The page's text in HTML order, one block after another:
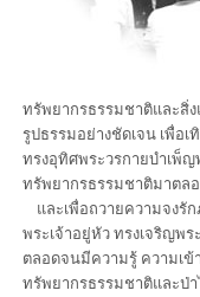
ทรัพยากรธรรมชาติและสิ่
รูปธรรมอย่างชัดเจน เพื่อเ
ทรงอุทิศพระวรกายบำเพ็
ทรัพยากรธรรมชาติมาตลอ
และเพื่อถวายความจงรั
พระเจ้าอยู่หัว ทรงเจริญพ
ตลอดจนมีความรู้ ความเข้
ทรัพยากรธรรมชาติและป่